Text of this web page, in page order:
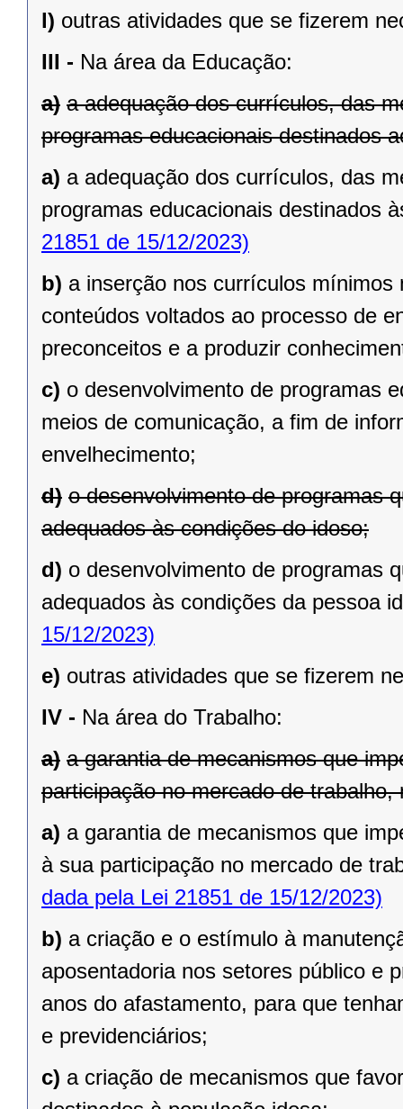
l) outras atividades que se fizerem
III - Na área da Educação:
a) a adequação dos currículos, das
programas educacionais destinados
a) a adequação dos currículos, das
programas educacionais destinados
21851 de 15/12/2023)
b) a inserção nos currículos
conteúdos voltados ao processo de
preconceitos e a produzir
c) o desenvolvimento de programas
meios de comunicação, a fim de
envelhecimento;
d) o desenvolvimento de programas
adequados às condições do idoso;
d) o desenvolvimento de programas
adequados às condições da pessoa
15/12/2023)
e) outras atividades que se fizerem
IV - Na área do Trabalho:
a) a garantia de mecanismos que
participação no mercado de
a) a garantia de mecanismos que
à sua participação no mercado de
dada pela Lei 21851 de 15/12/2023)
b) a criação e o estímulo à
aposentadoria nos setores público e
anos do afastamento, para que
e previdenciários;
c) a criação de mecanismos que